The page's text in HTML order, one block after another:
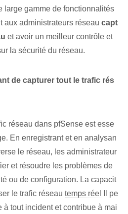
large gamme de fonctionnalités
aux administrateurs réseau capt
et avoir un meilleur contrôle et
la sécurité du réseau.
de capturer tout le trafic rés
réseau dans pfSense est esse
En enregistrant et en analysan
le réseau, les administrateur
et résoudre les problèmes de
ou de configuration. La capacit
le trafic réseau temps réel
Il pe
à tout incident et contribue à mai